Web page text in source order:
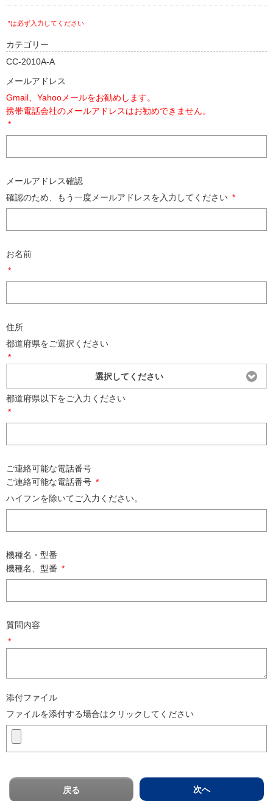
*は必ず入力してください
カテゴリー
CC-2010A-A
メールアドレス
Gmail、Yahooメールをお勧めします。
携帯電話会社のメールアドレスはお勧めできません。
*
メールアドレス確認
確認のため、もう一度メールアドレスを入力してください *
お名前
*
住所
都道府県をご選択ください
*
選択してください
都道府県以下をご入力ください
*
ご連絡可能な電話番号
ご連絡可能な電話番号 *
ハイフンを除いてご入力ください。
機種名・型番
機種名、型番 *
質問内容
*
添付ファイル
ファイルを添付する場合はクリックしてください
戻る 次へ